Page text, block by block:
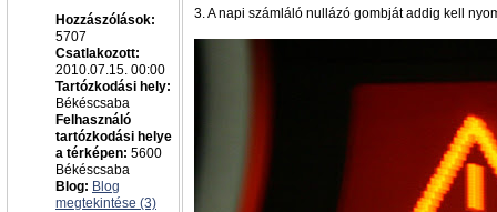
Hozzászólások:
5707
Csatlakozott:
2010.07.15. 00:00
Tartózkodási hely:
Békéscsaba
Felhasználó
tartózkodási helye
a térképen: 5600
Békéscsaba
Blog: Blog
megtekintése (3)
3. A napi számláló nullázó gombját addig kell